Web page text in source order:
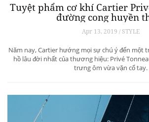
Tuyệt phẩm cơ khí Cartier
đường cong huyền
Apr 13, 2019 / STYLE
Năm nay, Cartier hướng mọi sự chú ý đến một
hồ lâu đời nhất của thương hiệu: Privé
trưng ôm vừa vặn cổ tay.